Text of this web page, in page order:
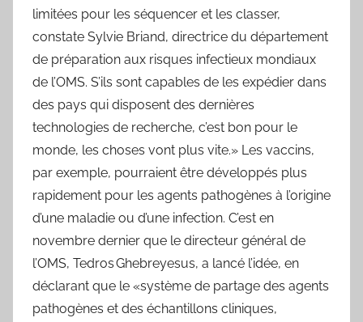
limitées pour les séquencer et les classer,
constate Sylvie Briand, directrice du département
de préparation aux risques infectieux mondiaux
de l’OMS. S’ils sont capables de les expédier dans
des pays qui disposent des dernières
technologies de recherche, c’est bon pour le
monde, les choses vont plus vite.» Les vaccins,
par exemple, pourraient être développés plus
rapidement pour les agents pathogènes à l’origine
d’une maladie ou d’une infection. C’est en
novembre dernier que le directeur général de
l’OMS, Tedros Ghebreyesus, a lancé l’idée, en
déclarant que le «système de partage des agents
pathogènes et des échantillons cliniques,